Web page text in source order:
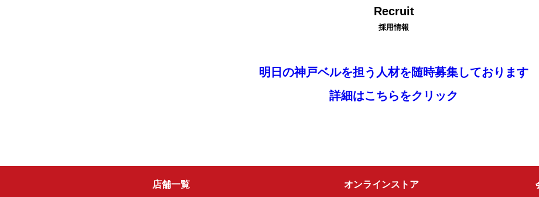
Recruit
採用情報
明日の神戸ベルを担う人材を随時募集しております
詳細はこちらをクリック
店舗一覧 オンラインストア